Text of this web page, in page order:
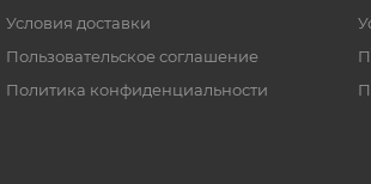
Условия доставки
Пользовательское соглашение
Политика конфиденциальности